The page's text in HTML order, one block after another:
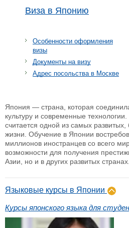
Виза в Японию
Особенности оформления
визы
Документы на визу
Адрес посольства в Москве
Япония — страна, которая
культуру и современные
считается одной из самых
жизни. Обучение в Японии
миллионов иностранцев со всего
возможности для получения
Азии, но и в других развитых странах.
Языковые курсы в Японии
Курсы японского языка для